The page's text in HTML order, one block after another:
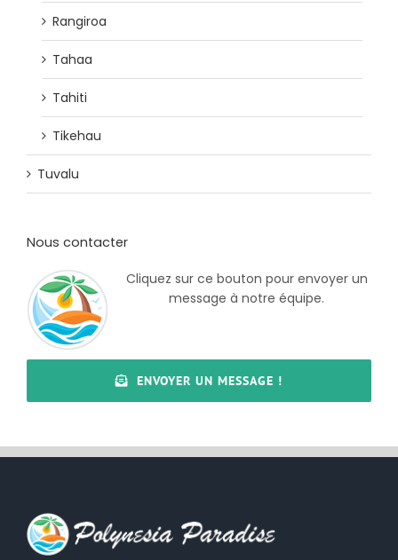
Rangiroa
Tahaa
Tahiti
Tikehau
Tuvalu
Nous contacter
Cliquez sur ce bouton pour envoyer un
message à notre équipe.
ENVOYER UN MESSAGE !